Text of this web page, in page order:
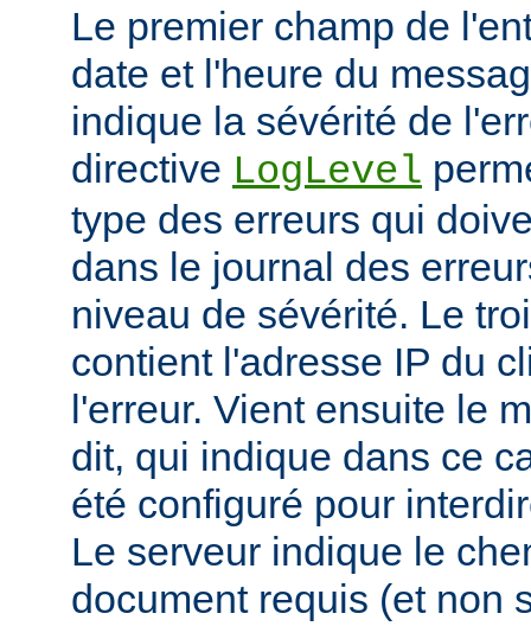
Le premier champ de
date et l'heure du
indique la sévérité de
directive LogLevel
type des erreurs qui
dans le journal des
niveau de sévérité. Le
contient l'adresse IP du
l'erreur. Vient ensuite le
dit, qui indique dans ce
été configuré pour
Le serveur indique le
document requis (et non